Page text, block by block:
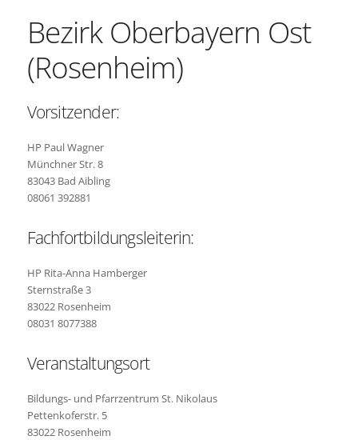
Bezirk Oberbayern Ost
(Rosenheim)
Vorsitzender:
HP Paul Wagner
Münchner Str. 8
83043 Bad Aibling
08061 392881
Fachfortbildungsleiterin:
HP Rita-Anna Hamberger
Sternstraße 3
83022 Rosenheim
08031 8077388
Veranstaltungsort
Bildungs- und Pfarrzentrum St. Nikolaus
Pettenkoferstr. 5
83022 Rosenheim